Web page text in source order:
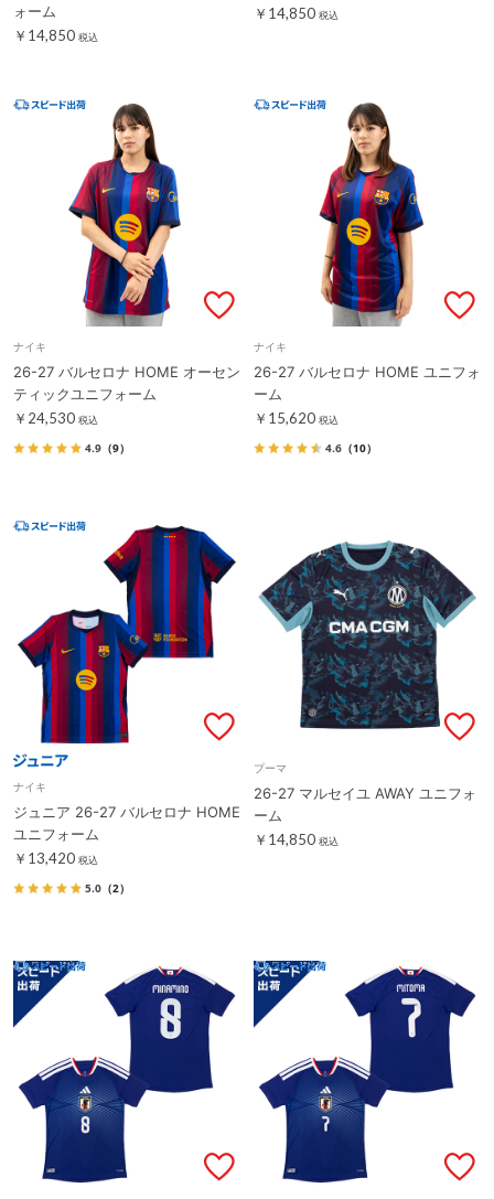
ォーム
￥14,850 税込
￥14,850 税込
ナイキ
26-27 バルセロナ HOME オーセン
ティックユニフォーム
￥24,530 税込
4.9 （9）
ナイキ
26-27 バルセロナ HOME ユニフォ
ーム
￥15,620 税込
4.6 （10）
ナイキ
ジュニア 26-27 バルセロナ HOME
ユニフォーム
￥13,420 税込
5.0 （2）
プーマ
26-27 マルセイユ AWAY ユニフォ
ーム
￥14,850 税込